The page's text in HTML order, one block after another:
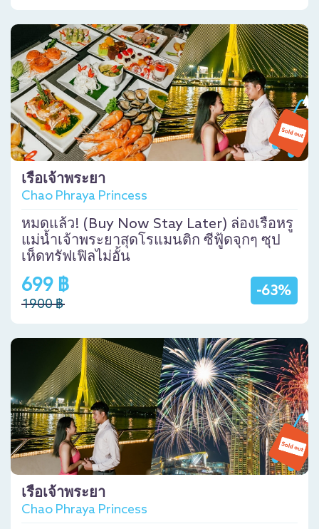
เรือเจ้าพระยา
Chao Phraya Princess
หมดแล้ว! (Buy Now Stay Later) ล่องเรือหรู
แม่น้ำเจ้าพระยาสุดโรแมนติก ซีฟู้ดจุกๆ ซุป
เห็ดทรัฟเฟิลไม่อั้น
-63%
699 ฿
1900 ฿
เรือเจ้าพระยา
Chao Phraya Princess